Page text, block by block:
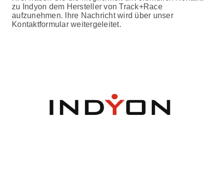
zu Indyon dem Hersteller von Track+Race
aufzunehmen. Ihre Nachricht wird über unser
Kontaktformular weitergeleitet.